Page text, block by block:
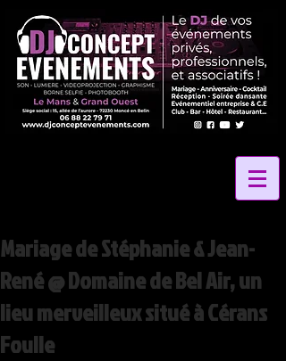
Mariage de Stéphanie & Jean-
René @ Domaine de Bel Air, un
lieu merveilleux situé à Cérans
Foulle